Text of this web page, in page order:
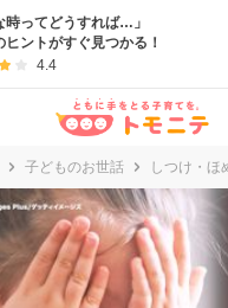
時ってどうすれば…」
ヒントがすぐ見つかる！
4.4
子どものお世話 しつけ・ほ
て情報サイト | トモニテ